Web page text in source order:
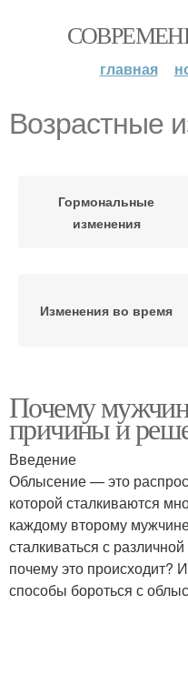
главная
Возрастные
Гормональные
изменения
Изменения во время
Психические изменения
Почему
причины и
Введение
Облысение — это
которой сталкиваются
каждому второму
сталкиваться с
почему это происходит?
способы бороться с